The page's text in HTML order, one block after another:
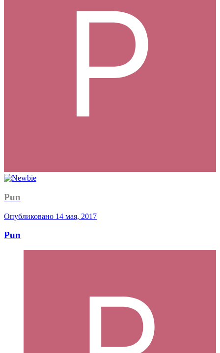
Pun
Опубликовано 14 мая, 2017
Pun